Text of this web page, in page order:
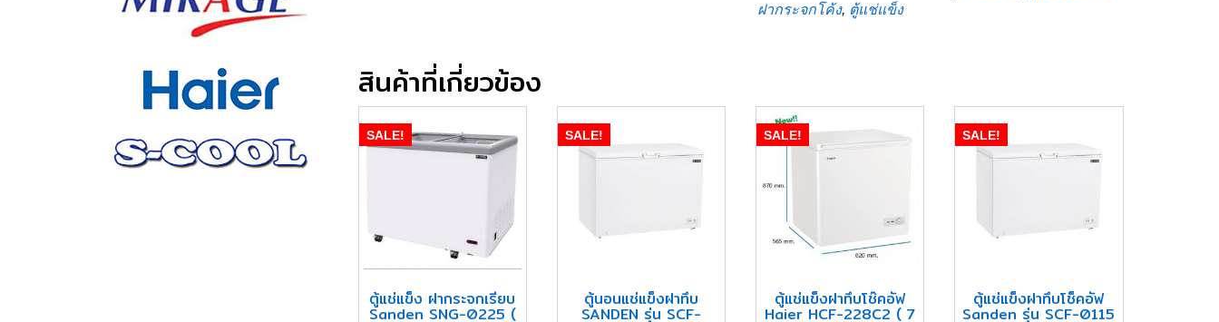
ฝากระจกโค้ง, ตู้แช่แข็ง
สินค้าที่เกี่ยวข้อง
SALE!
ตู้แช่แข็ง ฝากระจกเรียบ
Sanden SNG-0225 (
SALE!
ตู้นอนแช่แข็งฝาทึบ
SANDEN รุ่น SCF-
SALE!
ตู้แช่แข็งฝาทึบโช๊คอัฟ
Haier HCF-228C2 ( 7
SALE!
ตู้แช่แข็งฝาทึบโช็คอัฟ
Sanden รุ่น SCF-0115